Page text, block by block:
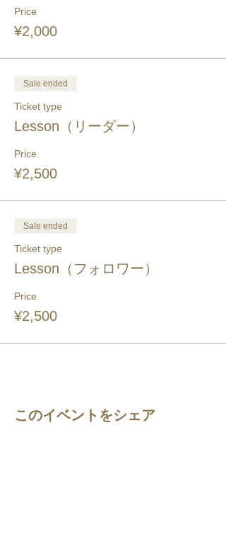
Price
¥2,000
Sale ended
Ticket type
Lesson（リーダー）
Price
¥2,500
Sale ended
Ticket type
Lesson（フォロワー）
Price
¥2,500
このイベントをシェア